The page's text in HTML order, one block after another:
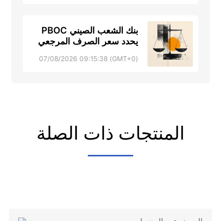
بنك الشعب الصيني PBOC
يحدد سعر الصرف المرجعي
USD/CNY عند 6.7904 في
(GMT+0) 07/08/2026 09:15:38
المنتجات ذات الصلة